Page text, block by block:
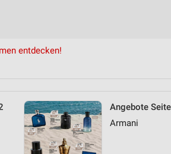
entdecken!
Angebote
Armani